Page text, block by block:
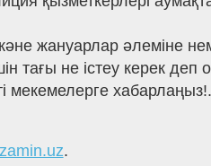
жануарлар әлеміне
тағы не істеу керек
мекемелерге хабарлаңыз!.
zamin.uz.